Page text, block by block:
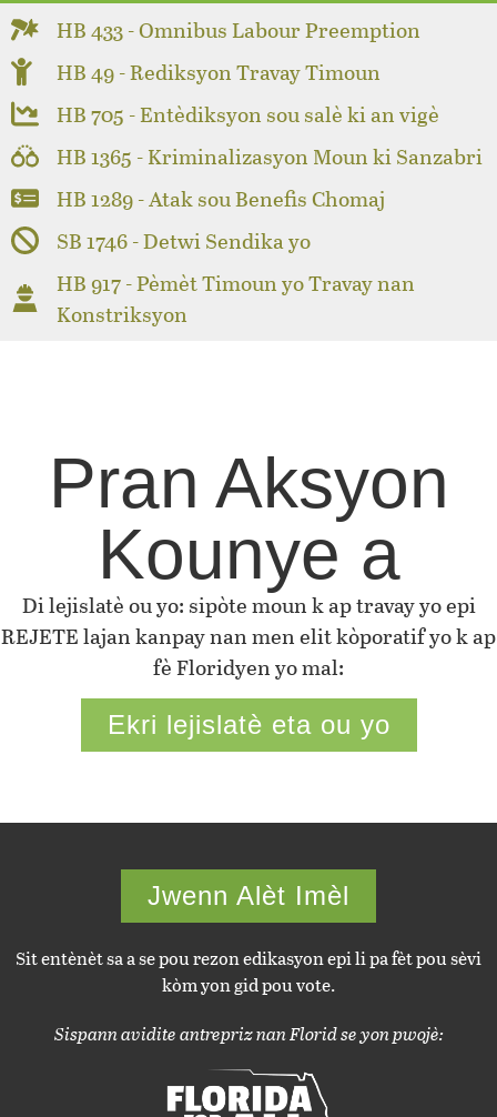
HB 433 - Omnibus Labour Preemption
HB 49 - Rediksyon Travay Timoun
HB 705 - Entèdiksyon sou salè ki an vigè
HB 1365 - Kriminalizasyon Moun ki Sanzabri
HB 1289 - Atak sou Benefis Chomaj
SB 1746 - Detwi Sendika yo
HB 917 - Pèmèt Timoun yo Travay nan
Konstriksyon
Pran Aksyon
Kounye a
Di lejislatè ou yo: sipòte moun k ap travay yo epi
REJETE lajan kanpay nan men elit kòporatif yo k ap
fè Floridyen yo mal:
Ekri lejislatè eta ou yo
Jwenn Alèt Imèl
Sit entènèt sa a se pou rezon edikasyon epi li pa fèt pou sèvi
kòm yon gid pou vote.
Sispann avidite antrepriz nan Florid se yon pwojè: